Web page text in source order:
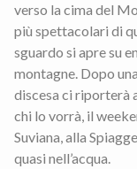
verso la cima del
più spettacolari di
sguardo si apre su
montagne. Dopo
discesa ci riporterà
chi lo vorrà, il
Suviana, alla
quasi nell’acqua.